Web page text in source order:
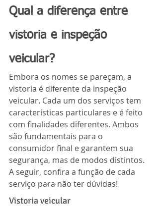
Qual a diferença entre
vistoria e inspeção
veicular?
Embora os nomes se pareçam, a
vistoria é diferente da inspeção
veicular. Cada um dos serviços tem
características particulares e é feito
com finalidades diferentes. Ambos
são fundamentais para o
consumidor final e garantem sua
segurança, mas de modos distintos.
A seguir, confira a função de cada
serviço para não ter dúvidas!
Vistoria veicular